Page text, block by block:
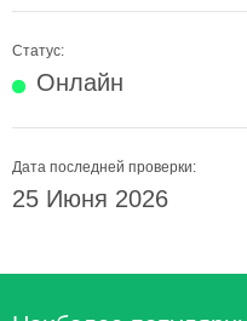
Статус:
Онлайн
Дата последней проверки:
25 Июня 2026